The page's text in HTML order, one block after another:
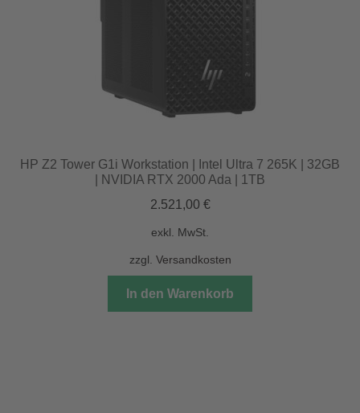
HP Z2 Tower G1i Workstation | Intel Ultra 7 265K | 32GB
| NVIDIA RTX 2000 Ada | 1TB
2.521,00 €
exkl. MwSt.
zzgl. Versandkosten
In den Warenkorb